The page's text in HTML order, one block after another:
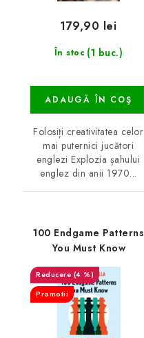
În stoc (1 buc.)
179,90 lei
ADAUGĂ ÎN COŞ
Folosiți creativitatea celor
mai puternici jucători
englezi Explozia șahului
englez din anii 1970...
100 Endgame Patterns
You Must Know
(4 %)
Promotii